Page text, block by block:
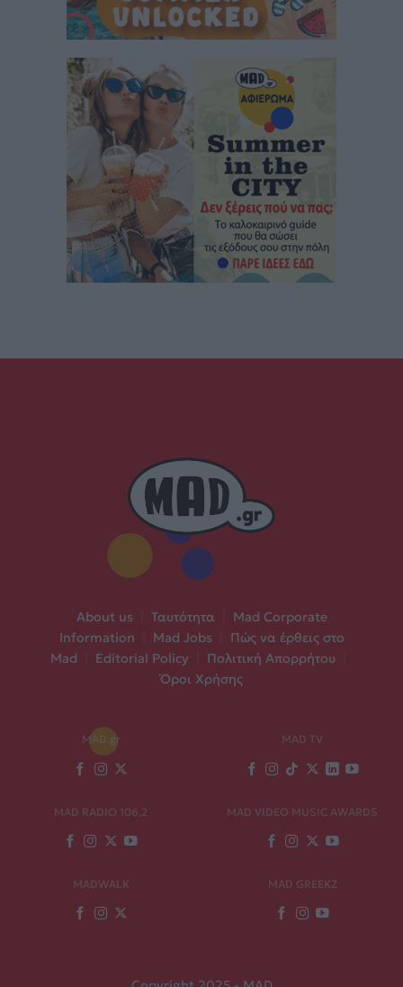
About us Ταυτότητα
Mad Corporate
Information
Mad Jobs
Πώς να έρθεις στο
Mad
Editorial Policy Πολιτική Απορρήτου
Όροι Χρήσης
MAD.gr MAD TV
MAD RADIO 106,2 MAD VIDEO MUSIC AWARDS
MADWALK MAD GREEKZ